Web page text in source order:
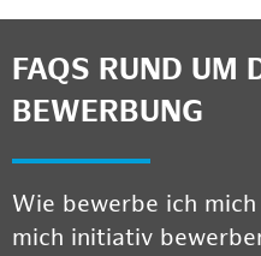
FAQS RUND UM
BEWERBUNG
Wie bewerbe ich
mich initiativ